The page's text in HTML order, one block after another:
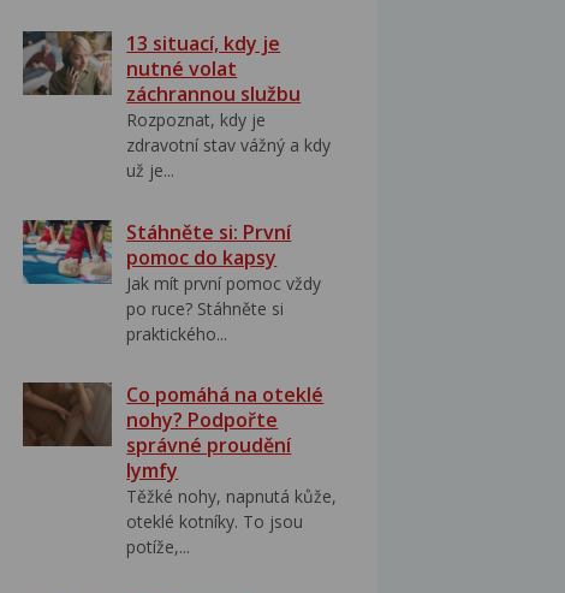
13 situací, kdy je
nutné volat
záchrannou službu
Rozpoznat, kdy je
zdravotní stav vážný a kdy
už je...
Stáhněte si: První
pomoc do kapsy
Jak mít první pomoc vždy
po ruce? Stáhněte si
praktického...
Co pomáhá na oteklé
nohy? Podpořte
správné proudění
lymfy
Těžké nohy, napnutá kůže,
oteklé kotníky. To jsou
potíže,...